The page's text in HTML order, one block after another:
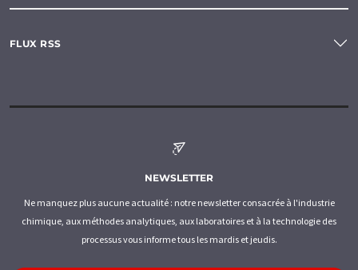
FLUX RSS
NEWSLETTER
Ne manquez plus aucune actualité : notre newsletter consacrée à l'industrie
chimique, aux méthodes analytiques, aux laboratoires et à la technologie des
processus vous informe tous les mardis et jeudis.